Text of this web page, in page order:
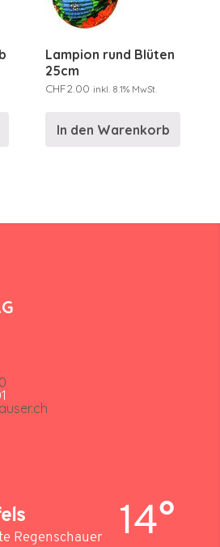
Lampion rund Blüten
25cm
CHF2.00 inkl. 8.1% MwSt.
In den Warenkorb
Regenschauer 14°